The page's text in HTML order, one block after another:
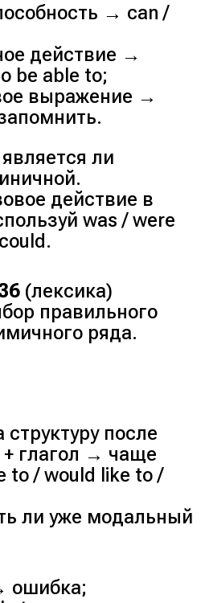
→ can /
действие →
be able to;
выражение →
ли
действие в
was / were
(лексика)
правильного
ряда.
после
+ глагол → чаще
to / would like to /
ли уже модальный
ошибка;